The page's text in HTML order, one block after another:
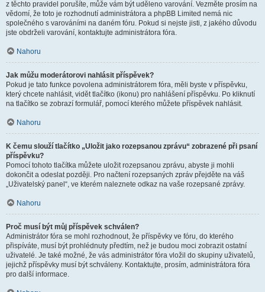
z těchto pravidel porušíte, může vám být uděleno varování. Vezměte prosím na
vědomí, že toto je rozhodnutí administrátora a phpBB Limited nemá nic
společného s varováními na daném fóru. Pokud si nejste jisti, z jakého důvodu
jste obdrželi varování, kontaktujte administrátora fóra.
Nahoru
Jak můžu moderátorovi nahlásit příspěvek?
Pokud je tato funkce povolena administrátorem fóra, měli byste v příspěvku,
který chcete nahlásit, vidět tlačítko (ikonu) pro nahlášení příspěvku. Po kliknutí
na tlačítko se zobrazí formulář, pomocí kterého můžete příspěvek nahlásit.
Nahoru
K čemu slouží tlačítko „Uložit jako rozepsanou zprávu“ zobrazené při psaní
příspěvku?
Pomocí tohoto tlačítka můžete uložit rozepsanou zprávu, abyste ji mohli
dokončit a odeslat později. Pro načtení rozepsaných zpráv přejděte na váš
„Uživatelský panel“, ve kterém naleznete odkaz na vaše rozepsané zprávy.
Nahoru
Proč musí být můj příspěvek schválen?
Administrátor fóra se mohl rozhodnout, že příspěvky ve fóru, do kterého
přispíváte, musí být prohlédnuty předtím, než je budou moci zobrazit ostatní
uživatelé. Je také možné, že vás administrátor fóra vložil do skupiny uživatelů,
jejichž příspěvky musí být schváleny. Kontaktujte, prosím, administrátora fóra
pro další informace.